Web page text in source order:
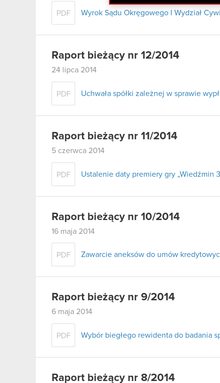
PDF Wyrok Sądu Okręgowego I Wydział
Raport bieżący nr 12/2014
24 lipca 2014
PDF Uchwała spółki zależnej w sprawie
Raport bieżący nr 11/2014
5 czerwca 2014
PDF Ustalenie daty premiery gry „Wiedźmin
Raport bieżący nr 10/2014
16 maja 2014
PDF Zawarcie aneksów do umów
Raport bieżący nr 9/2014
6 maja 2014
PDF Wybór biegłego rewidenta do badania
Raport bieżący nr 8/2014